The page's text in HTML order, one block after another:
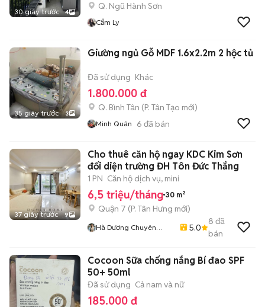
30 giây trước 4
Q. Ngũ Hành Sơn
Cẩm Ly
35 giây trước 3
Giường ngủ Gỗ MDF 1.6x2.2m 2 hộc tủ
Đã sử dụng Khác
1.800.000 đ
Q. Bình Tân (P. Tân Tạo mới)
Minh Quân 6 đã bán
37 giây trước 9
Cho thuê căn hộ ngay KDC Kim Sơn
đối diện trường ĐH Tôn Đức Thắng
1 PN Căn hộ dịch vụ, mini
6,5 triệu/tháng 30 m²
Quận 7 (P. Tân Hưng mới)
Hà Dương Chuyên
5.0
8 đã
bán
Cocoon Sữa chống nắng Bí đao SPF
50+ 50ml
Đã sử dụng Cả nam và nữ
185.000 đ